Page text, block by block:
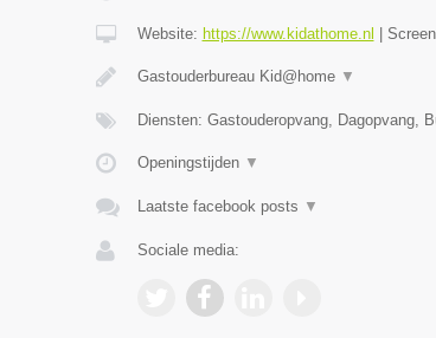
Website: https://www.kidathome.nl
Gastouderbureau Kid@home ▼
Diensten: Gastouderopvang, Dagopvang,
Openingstijden ▼
Laatste facebook posts ▼
Sociale media: